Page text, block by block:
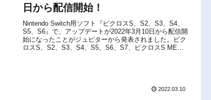
日から配信開始！
Nintendo Switch用ソフト『ピクロスS、S2、S3、S4、
S5、S6』で、アップデートが2022年3月10日から配信開
始になったことがジュピターから発表されました。ピク
ロスS、S2、S3、S4、S5、S6、S7、ピクロスS MEGA
2022.03.10